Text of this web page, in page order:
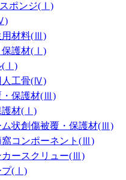
ポンジ(Ⅰ)
材料(Ⅲ)
護材(Ⅰ)
(Ⅰ)
工骨(Ⅳ)
保護材(Ⅲ)
材(Ⅰ)
状創傷被覆・保護材(Ⅲ)
コンポーネント (Ⅲ)
ースクリュー(Ⅲ)
プ(Ⅰ)